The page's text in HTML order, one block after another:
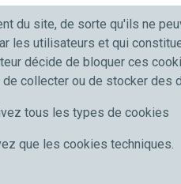
du site, de sorte qu'ils ne
utilisateurs et qui
décide de bloquer ces
collecter ou de stocker des
tous les types de cookies
que les cookies techniques.